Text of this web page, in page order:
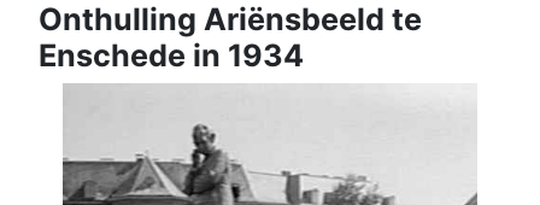
Onthulling Ariënsbeeld te
Enschede in 1934